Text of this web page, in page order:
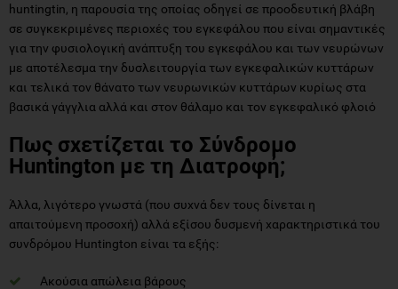
huntingtin, η παρουσία της οποίας οδηγεί σε προοδευτική βλάβη
σε συγκεκριμένες περιοχές του εγκεφάλου που είναι σημαντικές
για την φυσιολογική ανάπτυξη του εγκεφάλου και των νευρώνων
με αποτέλεσμα την δυσλειτουργία των εγκεφαλικών κυττάρων
και τελικά τον θάνατο των νευρωνικών κυττάρων κυρίως στα
βασικά γάγγλια αλλά και στον θάλαμο και τον εγκεφαλικό φλοιό
Πως σχετίζεται το Σύνδρομο
Huntington με τη Διατροφή;
Άλλα, λιγότερο γνωστά (που συχνά δεν τους δίνεται η
απαιτούμενη προσοχή) αλλά εξίσου δυσμενή χαρακτηριστικά του
συνδρόμου Huntington είναι τα εξής:
Ακούσια απώλεια βάρους